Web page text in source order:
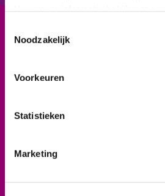
We werken samen met
Noodzakelijk
Voorkeuren
Statistieken
Marketing
Leerweg / niveau
BBL / 2
Duur
Startdatum
Leslocatie(s)